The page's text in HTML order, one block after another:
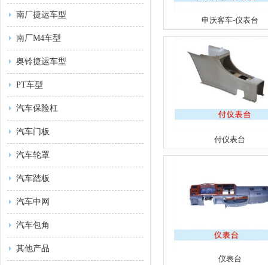
南厂捷运车型
南厂M4车型
奥铃捷运车型
PT车型
汽车保险杠
汽车门板
汽车轮罩
汽车踏板
汽车中网
汽车包角
其他产品
申沃客车-仪表台
付仪表台
仪表台